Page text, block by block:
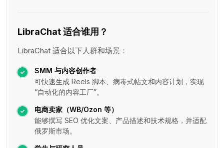
LibraChat 适合谁用？
LibraChat 适合以下人群和场景：
SMM 与内容创作者
可快速生成 Reels 脚本、病毒式帖文和内容计划，实现
“自动化的内容工厂”。
电商卖家（WB/Ozon 等）
能够撰写 SEO 优化文案、产品描述和技术规格，并适配
俄罗斯市场。